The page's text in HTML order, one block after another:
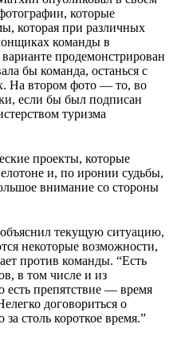
которые
которая при различных
команды в
продемонстрирован
бы команда, останься с
На втором фото — то, во
если бы был подписан
туризма
проекты, которые
и, по иронии судьбы,
внимание со стороны
текущую ситуацию,
некоторые возможности,
против команды. “Есть
в том числе и из
есть препятствие — время
договориться о
столь короткое время.”